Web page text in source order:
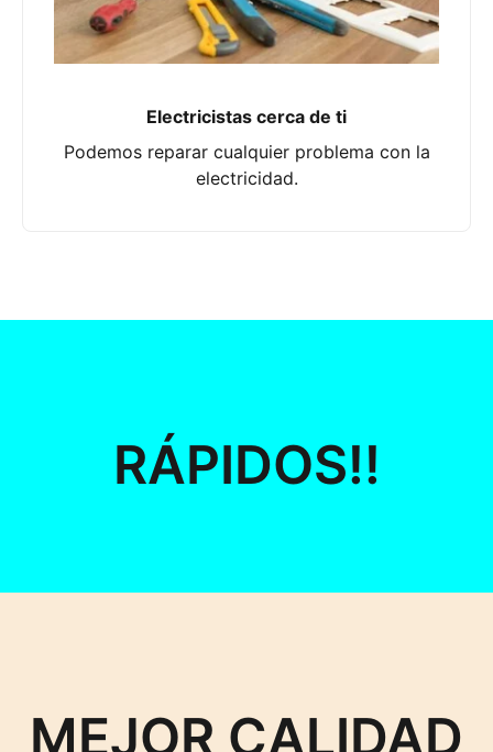
Electricistas cerca de ti
Podemos reparar cualquier problema con la
electricidad.
RÁPIDOS!!
MEJOR CALIDAD